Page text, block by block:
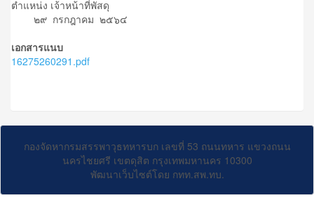
ตำแหน่ง เจ้าหน้าที่พัสดุ
๒๙ กรกฎาคม ๒๕๖๔
เอกสารแนบ
16275260291.pdf
กองจัดหากรมสรรพาวุธทหารบก เลขที่ 53 ถนนทหาร แขวงถนน
นครไชยศรี เขตดุสิต กรุงเทพมหานคร 10300
พัฒนาเว็บไซต์โดย กทท.สพ.ทบ.